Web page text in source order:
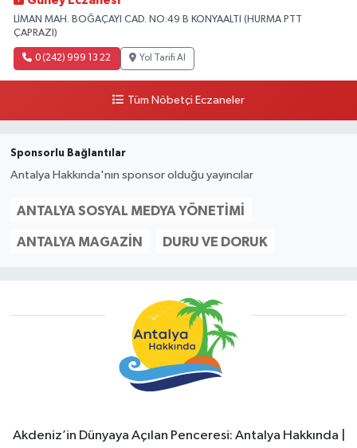
LİMAN MAH. BOĞAÇAYI CAD. NO:49 B KONYAALTI (HURMA PTT
ÇAPRAZI)
0 (242) 999 13 22 Yol Tarifi Al
Tüm Nöbetçi Eczaneler
Sponsorlu Bağlantılar
Antalya Hakkında'nın sponsor olduğu yayıncılar
ANTALYA SOSYAL MEDYA YÖNETIMI
ANTALYA MAGAZIN DURU VE DORUK
Akdeniz’in Dünyaya Açılan Penceresi: Antalya Hakkında |